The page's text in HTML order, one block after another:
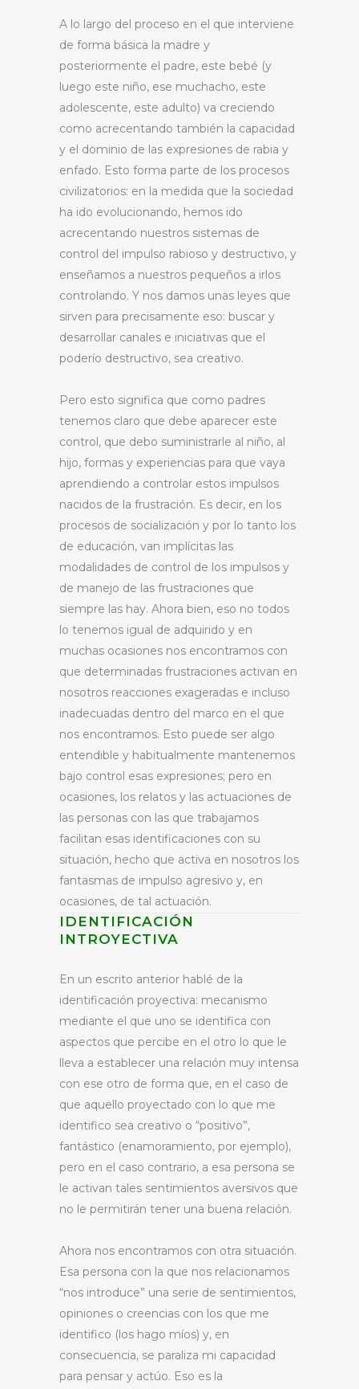
A lo largo del proceso en el que interviene
de forma básica la madre y
posteriormente el padre, este bebé (y
luego este niño, ese muchacho, este
adolescente, este adulto) va creciendo
como acrecentando también la capacidad
y el dominio de las expresiones de rabia y
enfado. Esto forma parte de los procesos
civilizatorios: en la medida que la sociedad
ha ido evolucionando, hemos ido
acrecentando nuestros sistemas de
control del impulso rabioso y destructivo, y
enseñamos a nuestros pequeños a irlos
controlando. Y nos damos unas leyes que
sirven para precisamente eso: buscar y
desarrollar canales e iniciativas que el
poderío destructivo, sea creativo.
Pero esto significa que como padres
tenemos claro que debe aparecer este
control, que debo suministrarle al niño, al
hijo, formas y experiencias para que vaya
aprendiendo a controlar estos impulsos
nacidos de la frustración. Es decir, en los
procesos de socialización y por lo tanto los
de educación, van implícitas las
modalidades de control de los impulsos y
de manejo de las frustraciones que
siempre las hay. Ahora bien, eso no todos
lo tenemos igual de adquirido y en
muchas ocasiones nos encontramos con
que determinadas frustraciones activan en
nosotros reacciones exageradas e incluso
inadecuadas dentro del marco en el que
nos encontramos. Esto puede ser algo
entendible y habitualmente mantenemos
bajo control esas expresiones; pero en
ocasiones, los relatos y las actuaciones de
las personas con las que trabajamos
facilitan esas identificaciones con su
situación, hecho que activa en nosotros los
fantasmas de impulso agresivo y, en
ocasiones, de tal actuación.
IDENTIFICACIÓN
INTROYECTIVA
En un escrito anterior hablé de la
identificación proyectiva: mecanismo
mediante el que uno se identifica con
aspectos que percibe en el otro lo que le
lleva a establecer una relación muy intensa
con ese otro de forma que, en el caso de
que aquello proyectado con lo que me
identifico sea creativo o “positivo”,
fantástico (enamoramiento, por ejemplo),
pero en el caso contrario, a esa persona se
le activan tales sentimientos aversivos que
no le permitirán tener una buena relación.
Ahora nos encontramos con otra situación.
Esa persona con la que nos relacionamos
“nos introduce” una serie de sentimientos,
opiniones o creencias con los que me
identifico (los hago míos) y, en
consecuencia, se paraliza mi capacidad
para pensar y actúo. Eso es la